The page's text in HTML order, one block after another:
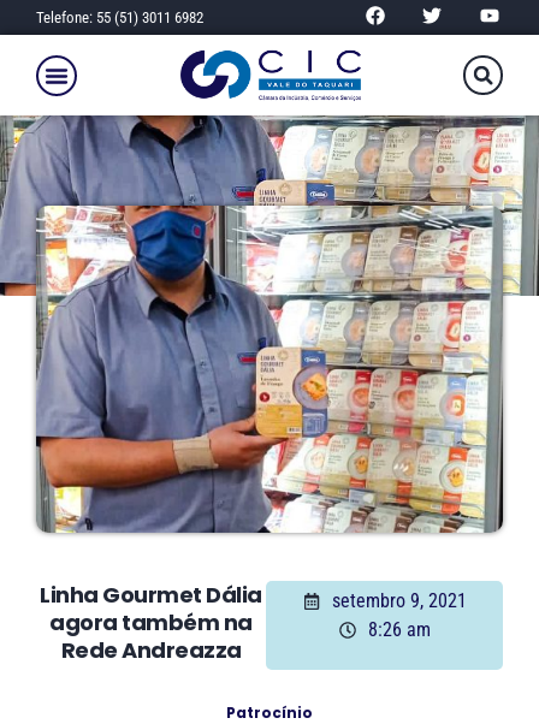
Telefone: 55 (51) 3011 6982
Linha Gourmet Dália
agora também na
Rede Andreazza
setembro 9, 2021
8:26 am
Patrocínio